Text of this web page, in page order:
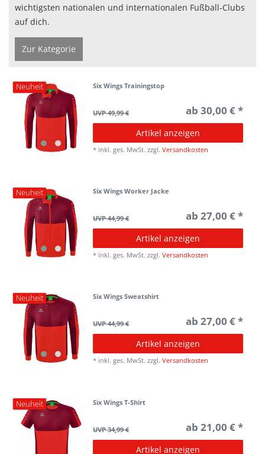
wichtigsten nationalen und internationalen Fußball-Clubs
auf dich.
Zur Kategorie
Neuheit Six Wings Trainingstop
UVP 49,99 € ab 30,00 € *
Artikel anzeigen
* inkl. ges. MwSt. zzgl.Versandkosten
Neuheit Six Wings Worker Jacke
UVP 44,99 € ab 27,00 € *
Artikel anzeigen
* inkl. ges. MwSt. zzgl.Versandkosten
Neuheit Six Wings Sweatshirt
UVP 44,99 € ab 27,00 € *
Artikel anzeigen
* inkl. ges. MwSt. zzgl.Versandkosten
Neuheit Six Wings T-Shirt
UVP 34,99 € ab 21,00 € *
Artikel anzeigen